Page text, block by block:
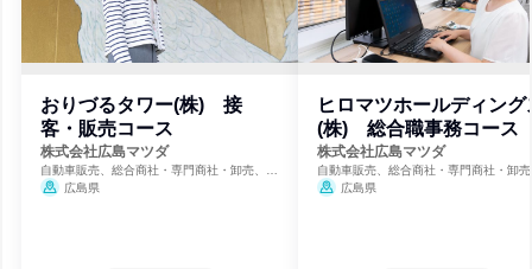
おりづるタワー(株) 接
客・販売コース
株式会社広島マツダ
自動車販売、総合商社・専門商社・卸売、観
光・旅行・宿泊
広島県
ヒロマツホールディング
(株) 総合職事務コース
株式会社広島マツダ
自動車販売、総合商社・専門商社・卸
光・旅行・宿泊
広島県